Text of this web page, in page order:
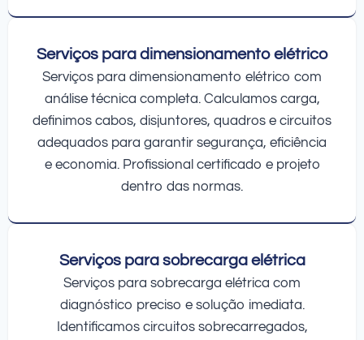
Serviços para dimensionamento elétrico
Serviços para dimensionamento elétrico com
análise técnica completa. Calculamos carga,
definimos cabos, disjuntores, quadros e circuitos
adequados para garantir segurança, eficiência
e economia. Profissional certificado e projeto
dentro das normas.
Serviços para sobrecarga elétrica
Serviços para sobrecarga elétrica com
diagnóstico preciso e solução imediata.
Identificamos circuitos sobrecarregados,